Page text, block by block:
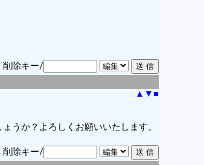
削除キー/
▲ ▼ ■
うか？よろしくお願いいたします。
削除キー/